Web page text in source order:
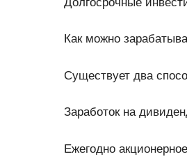
Как можно
Существует два
Заработок на
Ежегодно